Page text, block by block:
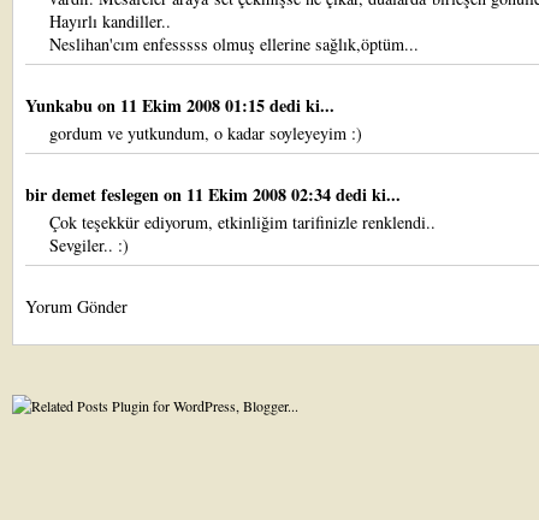
Hayırlı kandiller..
Neslihan'cım enfesssss olmuş ellerine sağlık,öptüm...
Yunkabuon 11 Ekim 2008 01:15 dedi ki...
gordum ve yutkundum, o kadar soyleyeyim :)
bir demet feslegenon 11 Ekim 2008 02:34 dedi ki...
Çok teşekkür ediyorum, etkinliğim tarifinizle renklendi..
Sevgiler.. :)
Yorum Gönder